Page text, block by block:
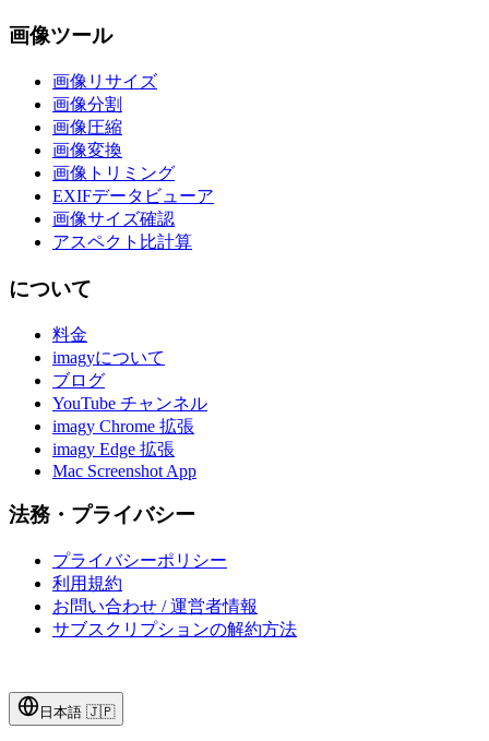
画像ツール
画像リサイズ
画像分割
画像圧縮
画像変換
画像トリミング
EXIFデータビューア
画像サイズ確認
アスペクト比計算
について
料金
imagyについて
ブログ
YouTube チャンネル
imagy Chrome 拡張
imagy Edge 拡張
Mac Screenshot App
法務・プライバシー
プライバシーポリシー
利用規約
お問い合わせ / 運営者情報
サブスクリプションの解約方法
日本語 🇯🇵